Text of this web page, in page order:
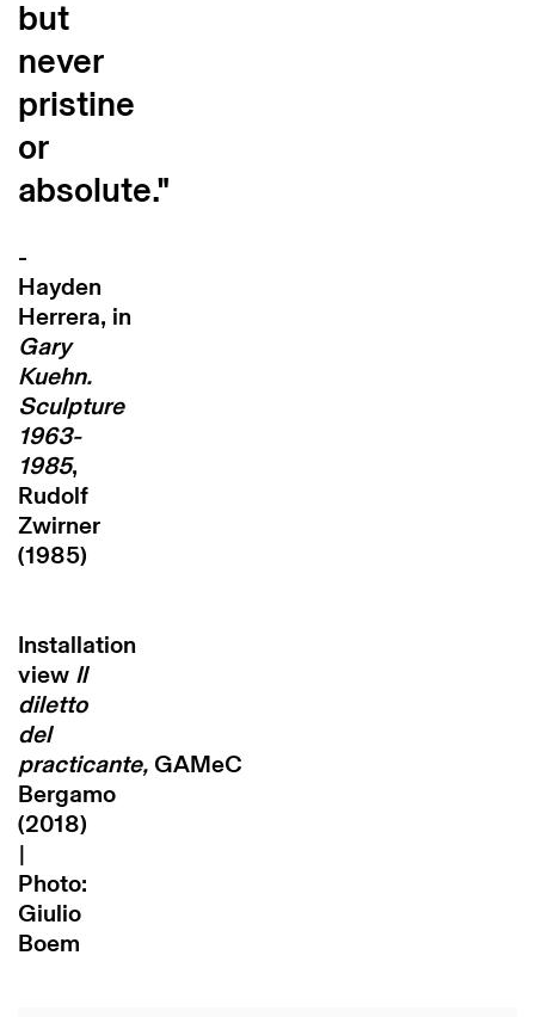
but
never
pristine
or
absolute."
-
Hayden
Herrera, in
Gary
Kuehn.
Sculpture
1963-
1985,
Rudolf
Zwirner
(1985)
Installation
view Il
diletto
del
practicante, GAMeC
Bergamo
(2018)
Photo:
Giulio
Boem